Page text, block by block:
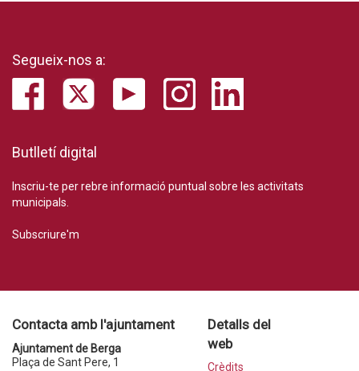
Segueix-nos a:
Butlletí digital
Inscriu-te per rebre informació puntual sobre les activitats
municipals.
Subscriure'm
Contacta amb l'ajuntament
Ajuntament de Berga
Plaça de Sant Pere, 1
Detalls del
web
Crèdits